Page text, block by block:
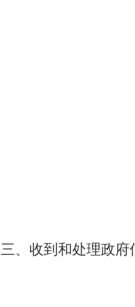
三、收到和处理政府